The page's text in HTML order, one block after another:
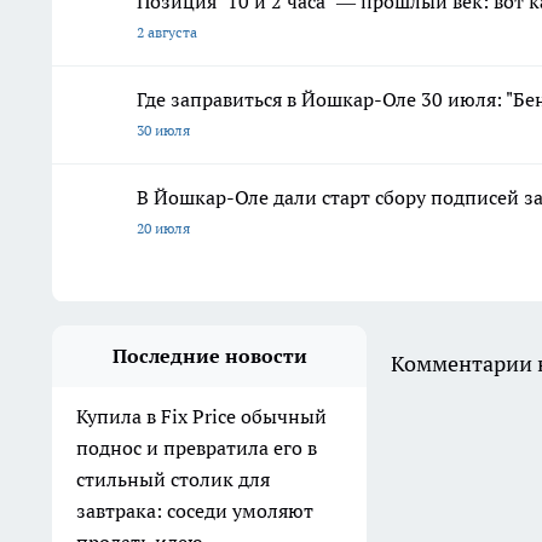
2 августа
Где заправиться в Йошкар-Оле 30 июля:
30 июля
В Йошкар-Оле дали старт сбору подписей
20 июля
Последние новости
Купила в Fix Price обычный
поднос и превратила его в
стильный столик для
завтрака: соседи умоляют
Комментарии